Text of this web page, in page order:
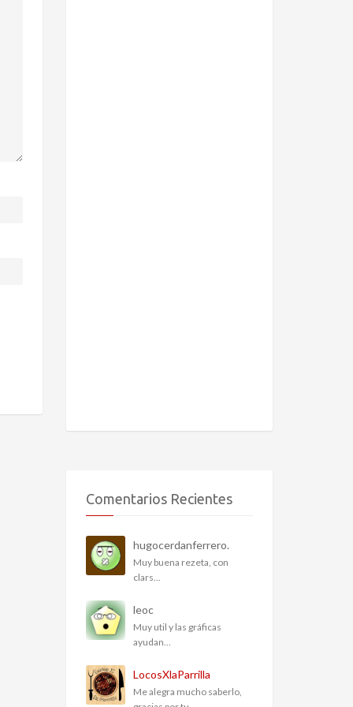
Comentarios Recientes
hugocerdanferrero.
Muy buena rezeta, con
clars...
leoc
Muy util y las gráficas
ayudan...
LocosXlaParrilla
Me alegra mucho saberlo,